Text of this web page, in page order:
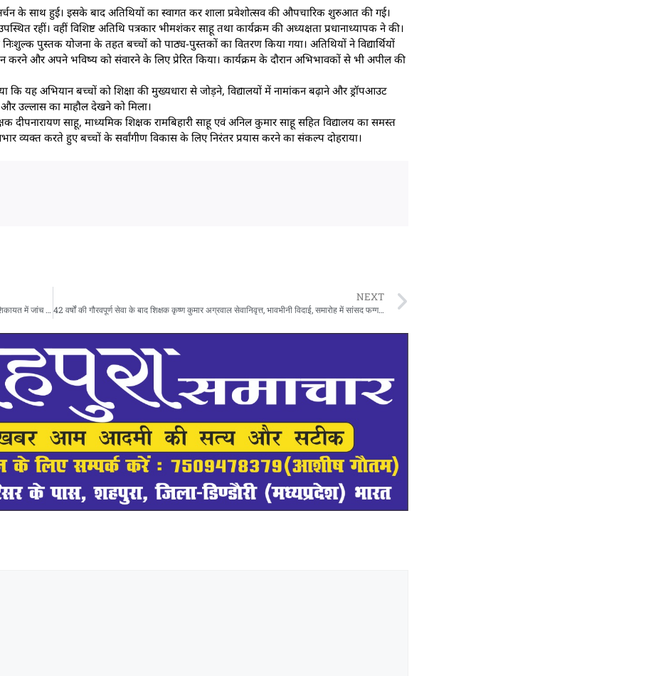
के साथ हुई। इसके बाद अतिथियों का स्वागत कर शाला प्रवेशोत्सव की औपचारिक शुरुआत की गई।
रहीं। वहीं विशिष्ट अतिथि पत्रकार भीमशंकर साहू तथा कार्यक्रम की अध्यक्षता प्रधानाध्यापक ने की।
निःशुल्क पुस्तक योजना के तहत बच्चों को पाठ्य-पुस्तकों का वितरण किया गया। अतिथियों ने विद्यार्थियों
और अपने भविष्य को संवारने के लिए प्रेरित किया। कार्यक्रम के दौरान अभिभावकों से भी अपील की
कि यह अभियान बच्चों को शिक्षा की मुख्यधारा से जोड़ने, विद्यालयों में नामांकन बढ़ाने और ड्रॉपआउट
उल्लास का माहौल देखने को मिला।
दीपनारायण साहू, माध्यमिक शिक्षक रामबिहारी साहू एवं अनिल कुमार साहू सहित विद्यालय का समस्त
व्यक्त करते हुए बच्चों के सर्वांगीण विकास के लिए निरंतर प्रयास करने का संकल्प दोहराया।
मुख्य नगर पालिका अधिकारी रीना सिंह राठौर हुई निलंबित ,नगर पंचायत अध्यक्ष के द्वारा की गई शिकायत में जांच के बाद कार्यवाही
NEXT
42 वर्षों की गौरवपूर्ण सेवा के बाद शिक्षक कृष्ण कुमार अग्रवाल सेवानिवृत्त, भावभीनी विदाई, समारोह में सांसद फग्गन सिंह कुलस्ते सहित शिक्षक, परिजनों और मित्रों ने दी शुभकामनाएं